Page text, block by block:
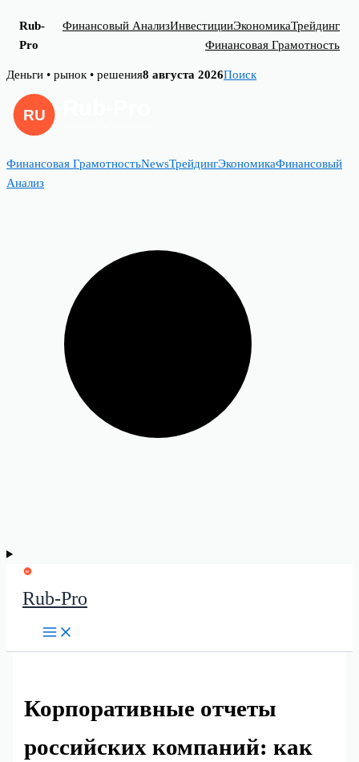
Rub-
Pro
Финансовый АнализИнвестицииЭкономикаТрейдинг
Финансовая Грамотность
Skip
content
Деньги • рынок • решения8 августа 2026Поиск
Финансовая ГрамотностьNewsТрейдингЭкономикаФинансовый
Анализ
Rub-Pro
Корпоративные отчеты
российских компаний: как